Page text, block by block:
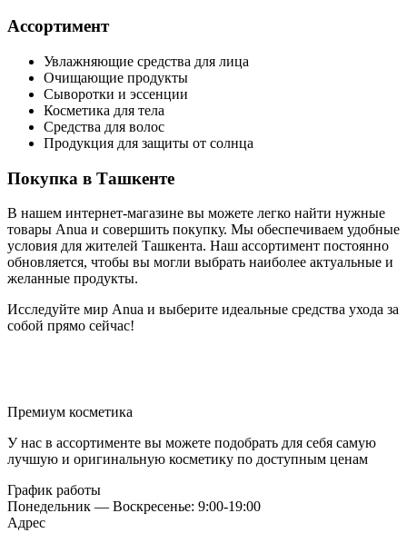
Ассортимент
Увлажняющие средства для лица
Очищающие продукты
Сыворотки и эссенции
Косметика для тела
Средства для волос
Продукция для защиты от солнца
Покупка в Ташкенте
В нашем интернет-магазине вы можете легко найти нужные
товары Anua и совершить покупку. Мы обеспечиваем удобные
условия для жителей Ташкента. Наш ассортимент постоянно
обновляется, чтобы вы могли выбрать наиболее актуальные и
желанные продукты.
Исследуйте мир Anua и выберите идеальные средства ухода за
собой прямо сейчас!
Премиум косметика
У нас в ассортименте вы можете подобрать для себя самую
лучшую и оригинальную косметику по доступным ценам
График работы
Понедельник — Воскресенье: 9:00-19:00
Адрес